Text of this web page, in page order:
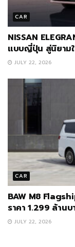
CAR
NISSAN
แบบญี่ปุ่น สู่นิยาม
JULY 22, 2026
CAR
BAW M8
ราคา 1.299 ล้านบ
JULY 22, 2026